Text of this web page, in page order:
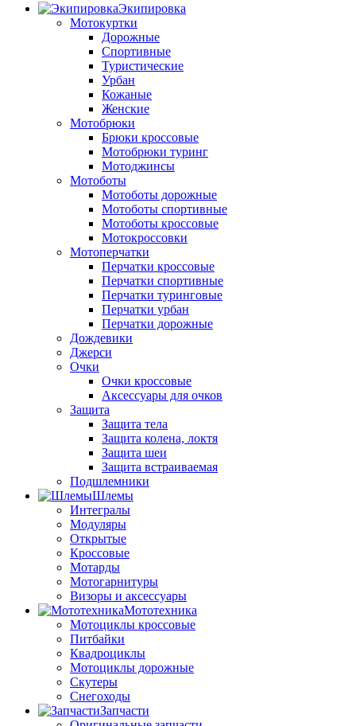
Экипировка
Мотокуртки
Дорожные
Спортивные
Туристические
Урбан
Кожаные
Женские
Мотобрюки
Брюки кроссовые
Мотобрюки туринг
Мотоджинсы
Мотоботы
Мотоботы дорожные
Мотоботы спортивные
Мотоботы кроссовые
Мотокроссовки
Мотоперчатки
Перчатки кроссовые
Перчатки спортивные
Перчатки туринговые
Перчатки урбан
Перчатки дорожные
Дождевики
Джерси
Очки
Очки кроссовые
Аксессуары для очков
Защита
Защита тела
Защита колена, локтя
Защита шеи
Защита встраиваемая
Подшлемники
Шлемы
Интегралы
Модуляры
Открытые
Кроссовые
Мотарды
Мотогарнитуры
Визоры и аксессуары
Мототехника
Мотоциклы кроссовые
Питбайки
Квадроциклы
Мотоциклы дорожные
Скутеры
Снегоходы
Запчасти